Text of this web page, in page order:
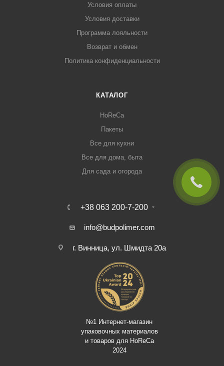
Условия оплаты
Условия доставки
Программа лояльности
Возврат и обмен
Политика конфиденциальности
КАТАЛОГ
HoReCa
Пакеты
Все для кухни
Все для дома, быта
Для сада и огорода
+38 063 200-7-200
info@budpolimer.com
г. Винница, ул. Шмидта 20а
№1 Интернет-магазин
упаковочных материалов
и товаров для HoReCa
2024